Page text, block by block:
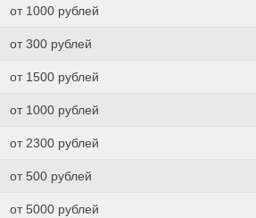
от 1000 рублей
от 300 рублей
от 1500 рублей
от 1000 рублей
от 2300 рублей
от 500 рублей
от 5000 рублей